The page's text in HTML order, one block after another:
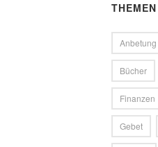
THEMEN
Anbetung
Bücher
Finanzen
Gebet